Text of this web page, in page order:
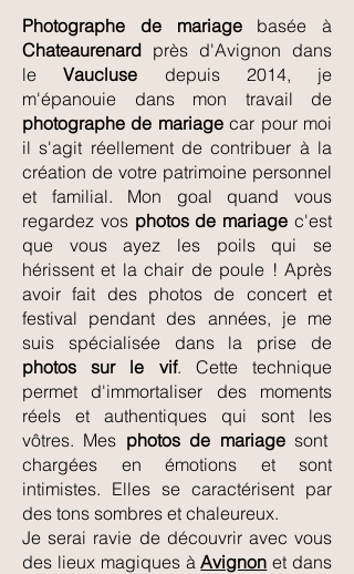
Photographe de mariage
basée à
Chateaurenard près d'Avignon dans
leVaucluse depuis 2014, je
m'épanouie dans mon travail de
photographe de mariagecar pour moi
il s'agit réellement de contribuer à la
création de votre patrimoine personnel
et familial. Mon goal quand vous
regardez vos photos de mariage c'est
que vous ayez les poils qui se
hérissent et la chair de poule ! Après
avoir fait des photos de concert et
festival pendant des années, je me
suis spécialisée dans la prise de
photos sur le vif. Cette technique
permet d'immortaliser des moments
réels et authentiques qui sont les
vôtres. Mes photos de mariagesont
chargées en émotions et sont
intimistes. Elles se caractérisent par
des tons sombres et chaleureux.
Je serai ravie de découvrir avec vous
des lieux magiques àAvignon et dans